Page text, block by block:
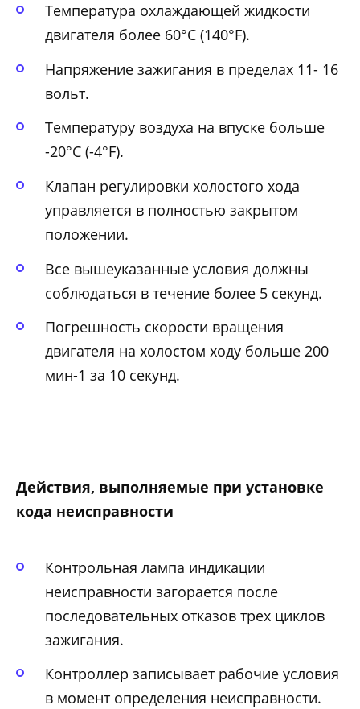
Температура охлаждающей жидкости
двигателя более 60°С (140°F).
Напряжение зажигания в пределах 11- 16
вольт.
Температуру воздуха на впуске больше
-20°С (-4°F).
Клапан регулировки холостого хода
управляется в полностью закрытом
положении.
Все вышеуказанные условия должны
соблюдаться в течение более 5 секунд.
Погрешность скорости вращения
двигателя на холостом ходу больше 200
мин-1 за 10 секунд.
Действия, выполняемые при установке
кода неисправности
Контрольная лампа индикации
неисправности загорается после
последовательных отказов трех циклов
зажигания.
Контроллер записывает рабочие условия
в момент определения неисправности.